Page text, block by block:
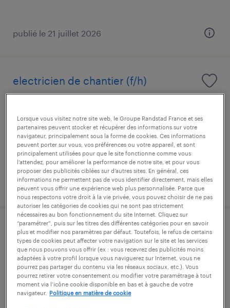
publié le 21 juillet 2026
electricien de chantier (f/h)
intérim
13,50 € - 16,00 € par heure
publié le 21 juillet 2026
electricien de chantier (f/h)
cesson-sévigné, ille-et-vilaine
intérim
14,50 € par heure
Lorsque vous visitez notre site web, le Groupe Randstad France et ses
partenaires peuvent stocker et récupérer des informations sur votre
navigateur, principalement sous la forme de cookies. Ces informations
peuvent porter sur vous, vos préférences ou votre appareil, et sont
principalement utilisées pour que le site fonctionne comme vous
l’attendez, pour améliorer la performance de notre site, et pour vous
proposer des publicités ciblées sur d’autres sites. En général, ces
informations ne permettent pas de vous identifier directement, mais elles
peuvent vous offrir une expérience web plus personnalisée. Parce que
nous respectons votre droit à la vie privée, vous pouvez choisir de ne pas
autoriser les catégories de cookies qui ne sont pas strictement
nécessaires au bon fonctionnement du site Internet. Cliquez sur
“paramétrer”, puis sur les titres des différentes catégories pour en savoir
plus et modifier nos paramètres par défaut. Toutefois, le refus de certains
types de cookies peut affecter votre navigation sur le site et les services
que nous pouvons vous offrir (ex : vous recevrez des publicités moins
adaptées à votre profil lorsque vous naviguerez sur Internet, vous ne
pourrez pas partager du contenu via les réseaux sociaux, etc.). Vous
pourrez retirer votre consentement ou modifier votre paramétrage à tout
moment via l’icône cookie disponible en bas et à gauche de votre
navigateur. Politique en matière de cookie